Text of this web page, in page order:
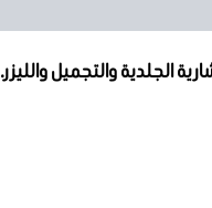
الجلدية والتجميل والليزر.